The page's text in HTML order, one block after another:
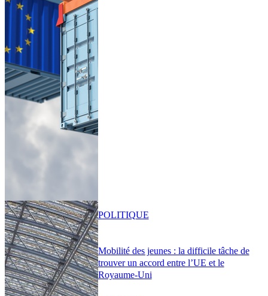
Mobilité des jeunes : la difficile tâche de
trouver un accord entre l’UE et le
Royaume-Uni
POLITIQUE